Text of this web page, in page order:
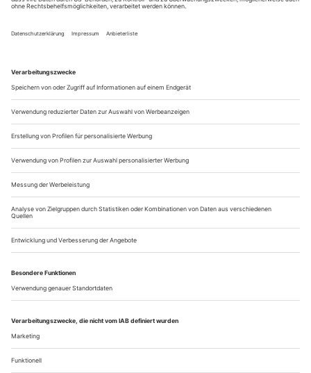
Kneift mich mal
IMPRESSUM
Pläne der Redaktion/Impressum 7/25
Clemens J. Setz: Die Erfindung
© Suhrkamp Verlag AG, Berlin, 2025